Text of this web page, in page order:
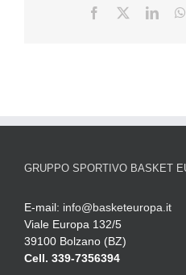
GRUPPO SPORTIVO BASKET
E-mail: info@basketeuropa.it
Viale Europa 132/5
39100 Bolzano (BZ)
Cell. 339-7356394